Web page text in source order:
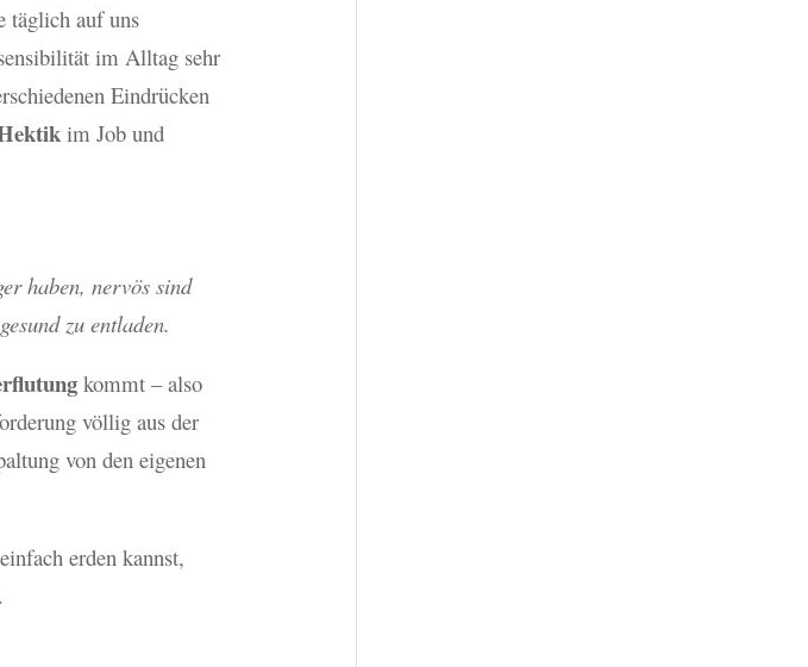
täglich auf uns
im Alltag sehr
Eindrücken
im Job und
haben, nervös sind
zu entladen.
kommt – also
völlig aus der
von den eigenen
erden kannst,